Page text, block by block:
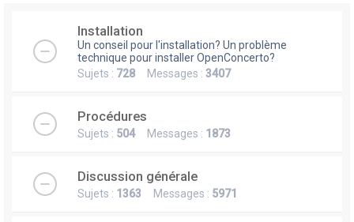
Installation
Un conseil pour l'installation? Un problème
technique pour installer OpenConcerto?
Sujets : 728 Messages : 3407
Procédures
Sujets : 504Messages : 1873
Discussion générale
Sujets : 1363 Messages : 5971